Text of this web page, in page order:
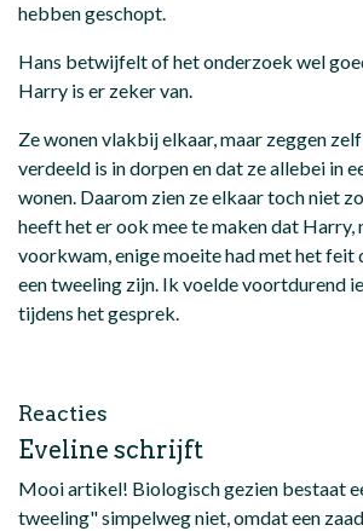
hebben geschopt.
Hans betwijfelt of het onderzoek wel
Harry is er zeker van.
Ze wonen vlakbij elkaar, maar zeggen
verdeeld is in dorpen en dat ze allebei in
wonen. Daarom zien ze elkaar toch niet
heeft het er ook mee te maken dat Harry,
voorkwam, enige moeite had met het feit
een tweeling zijn. Ik voelde voortdurend
tijdens het gesprek.
Reacties
Eveline schrijft
Mooi artikel! Biologisch gezien bestaat
tweeling" simpelweg niet, omdat een